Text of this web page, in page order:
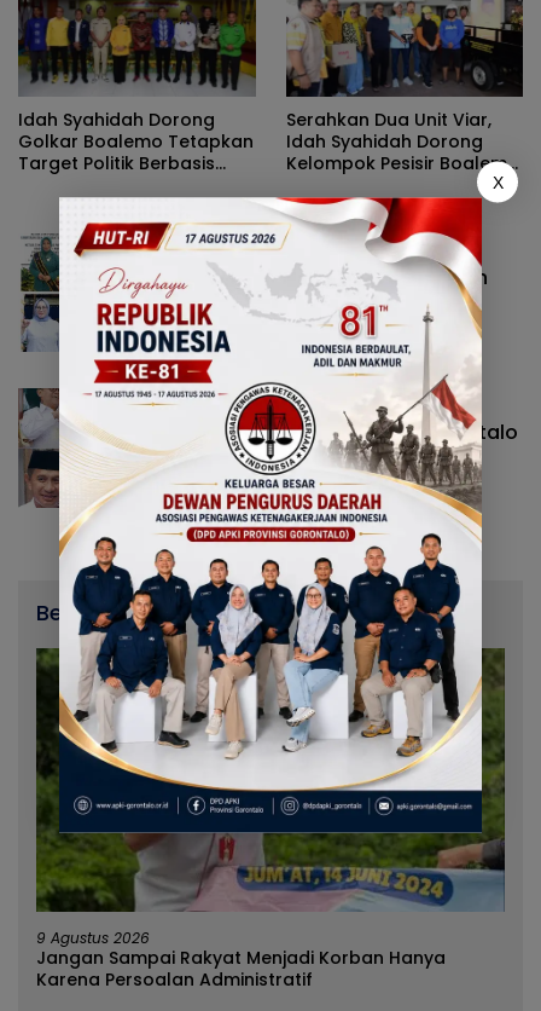
Idah Syahidah Dorong
Golkar Boalemo Tetapkan
Target Politik Berbasis
Serahkan Dua Unit Viar,
Idah Syahidah Dorong
Kelompok Pesisir Boalemo
Kelola Sampah Mandiri
Daerah 29 Oktober 2025
Permaisuri Dibalik Kesuksesan
Kepala Daerah Di Gorontalo
Daerah 26 Oktober 2025
Lima Kepala Daerah Di Gorontalo
Yang Tak Pernah Memaki
Rakyatnya, Dari Thariq
Modanggu Hingga Ismet Mile
Berita Terbaru
9 Agustus 2026
Jangan Sampai Rakyat Menjadi Korban Hanya
Karena Persoalan Administratif
X